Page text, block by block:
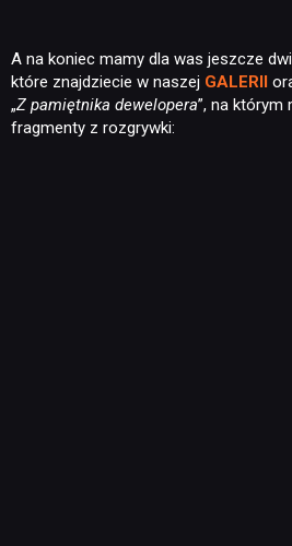
A na koniec mamy dla was jeszcze
które znajdziecie w naszej GALERII
„Z pamiętnika dewelopera”, na którym
fragmenty z rozgrywki: